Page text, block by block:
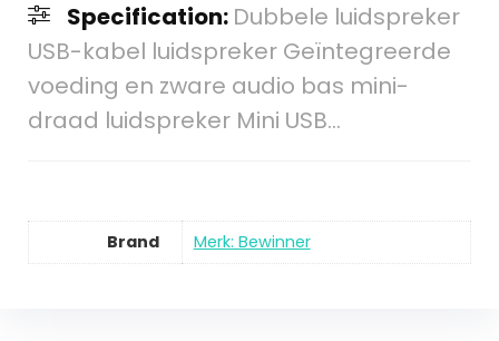
Specification: Dubbele luidspreker
USB-kabel luidspreker Geïntegreerde
voeding en zware audio bas mini-
draad luidspreker Mini USB…
Brand Merk: Bewinner